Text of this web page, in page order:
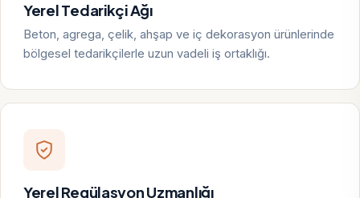
Yerel Tedarikçi Ağı
Beton, agrega, çelik, ahşap ve iç dekorasyon ürünlerinde
bölgesel tedarikçilerle uzun vadeli iş ortaklığı.
Yerel Regülasyon Uzmanlığı